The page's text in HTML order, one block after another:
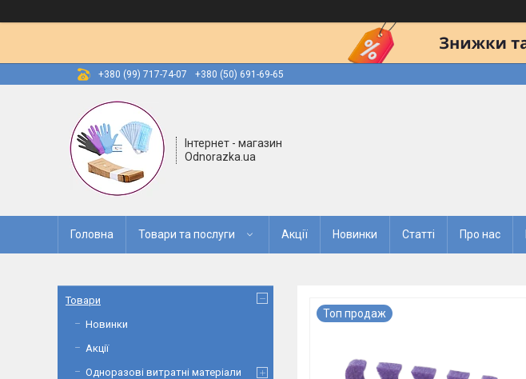
+380 (99) 717-74-07 +380 (50) 691-69-65
Інтернет - магазин
Odnorazka.ua
Головна Товари та послуги Акції Новинки Статті Про нас
Топ продаж
Товари
Новинки
Акції
Одноразові витратні матеріали